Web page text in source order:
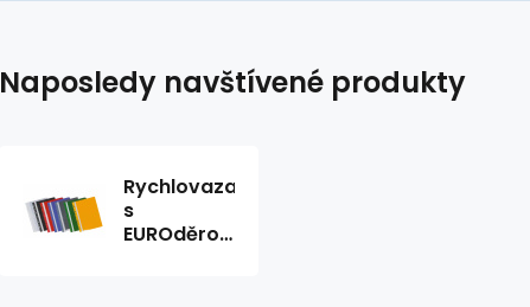
Naposledy navštívené produkty
Rychlovazač
s
EUROděrováním